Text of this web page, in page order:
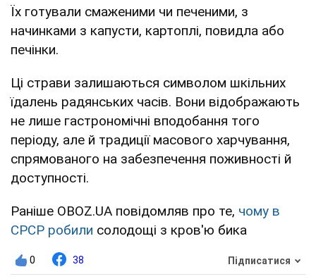
Їх готували смаженими чи печеними, з
начинками з капусти, картоплі, повидла або
печінки.
Ці страви залишаються символом шкільних
їдалень радянських часів. Вони відображають
не лише гастрономічні вподобання того
періоду, але й традиції масового харчування,
спрямованого на забезпечення поживності й
доступності.
Раніше OBOZ.UA повідомляв про те, чому в
СРСР робили солодощі з кров'ю бика
0 38 Підписатися